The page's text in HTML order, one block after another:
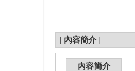
| 內容簡介 |
內容簡介